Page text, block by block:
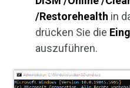
/Restorehealth in
drücken Sie die
auszuführen.